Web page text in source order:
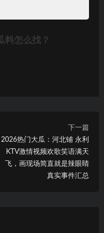
料怎么找？
下一篇
2026热门大瓜：河北铺 永利
KTV激情视频欢歌笑语满天
飞，画现场简直就是辣眼睛
真实事件汇总